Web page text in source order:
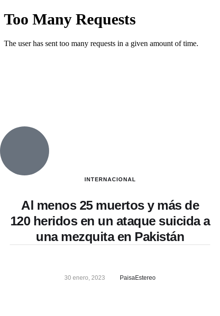
INTERNACIONAL
Al menos 25 muertos y más de
120 heridos en un ataque suicida a
una mezquita en Pakistán
30 enero, 2023 PaisaEstereo